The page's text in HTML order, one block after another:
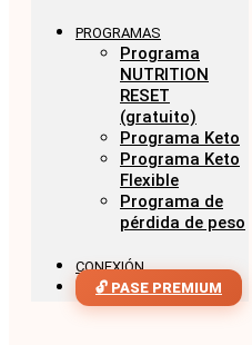
PROGRAMAS
Programa
NUTRITION
RESET
(gratuito)
Programa Keto
Programa Keto
Flexible
Programa de
pérdida de peso
CONEXIÓN
🔓 PASE PREMIUM